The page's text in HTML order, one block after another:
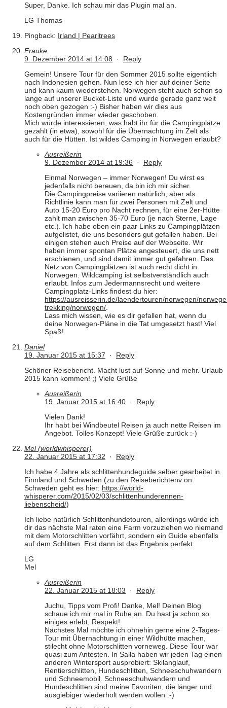
Super, Danke. Ich schau mir das Plugin mal an.
LG Thomas
Pingback: Irland | Pearltrees
Frauke
9. Dezember 2014 at 14:08 · Reply
Gemein! Unsere Tour für den Sommer 2015 sollte eigentlich
nach Indonesien gehen. Nun lese ich hier auf deiner Seite
und kann kaum wiederstehen. Norwegen steht auch schon so
lange auf unserer Bucket-Liste und wurde gerade ganz weit
noch oben gezogen :-) Bisher haben wir dies aus
Kostengründen immer wieder geschoben.
Mich würde interessieren, was habt ihr für die Campingplätze
gezahlt (in etwa), sowohl für die Übernachtung im Zelt als
auch für die Hütten. Ist wildes Camping in Norwegen erlaubt?
Ausreißerin
9. Dezember 2014 at 19:36 · Reply
Einmal Norwegen – immer Norwegen! Du wirst es
jedenfalls nicht bereuen, da bin ich mir sicher.
Die Campingpreise variieren natürlich, aber als
Richtlinie kann man für zwei Personen mit Zelt und
Auto 15-20 Euro pro Nacht rechnen, für eine 2er-Hütte
zahlt man zwischen 35-70 Euro (je nach Sterne, Lage
etc.). Ich habe oben ein paar Links zu Campingplätzen
aufgelistet, die uns besonders gut gefallen haben. Bei
einigen stehen auch Preise auf der Webseite. Wir
haben immer spontan Plätze angesteuert, die uns nett
erschienen, und sind damit immer gut gefahren. Das
Netz von Campingplätzen ist auch recht dicht in
Norwegen. Wildcamping ist selbstverständlich auch
erlaubt. Infos zum Jedermannsrecht und weitere
Campingplatz-Links findest du hier:
https://ausreisserin.de/laendertouren/norwegen/
trekking/norwegen/
Lass mich wissen, wie es dir gefallen hat, wenn du
deine Norwegen-Pläne in die Tat umgesetzt hast! Viel
Spaß!
Daniel
19. Januar 2015 at 15:37 · Reply
Schöner Reisebericht. Macht lust auf Sonne und mehr. Urlaub
2015 kann kommen! ;) Viele Grüße
Ausreißerin
19. Januar 2015 at 16:40 · Reply
Vielen Dank!
Ihr habt bei Windbeutel Reisen ja auch nette Reisen im
Angebot. Tolles Konzept! Viele Grüße zurück :-)
Mel (worldwhisperer)
22. Januar 2015 at 17:32 · Reply
Ich habe 4 Jahre als schlittenhundeguide selber gearbeitet in
Finnland und Schweden (zu den Reiseberichtenv on
Schweden geht es hier: https://world-
whisperer.com/2015/02/03/schlittenhunderennen-
liebenscheid/)
Ich liebe natürlich Schlittenhundetouren, allerdings würde ich
dir das nächste Mal raten eine Farm vorzuziehen wo niemand
mit dem Motorschlitten vorfährt, sondern ein Guide ebenfalls
auf dem Schlitten. Erst dann ist das Ergebnis perfekt.
LG
Mel
Ausreißerin
22. Januar 2015 at 18:03 · Reply
Juchu, Tipps vom Profi! Danke, Mel! Deinen Blog
schaue ich mir mal in Ruhe an. Du hast ja schon so
einiges erlebt, Respekt!
Nächstes Mal möchte ich ohnehin gerne eine 2-Tages-
Tour mit Übernachtung in einer Wildhütte machen,
stilecht ohne Motorschlitten vorneweg. Diese Tour war
quasi zum Antesten. In Salla haben wir jeden Tag einen
anderen Wintersport ausprobiert: Skilanglauf,
Rentierschlitten, Hundeschlitten, Schneeschuhwandern
und Schneemobil. Schneeschuhwandern und
Hundeschlitten sind meine Favoriten, die länger und
ausgiebiger wiederholt werden wollen :-)